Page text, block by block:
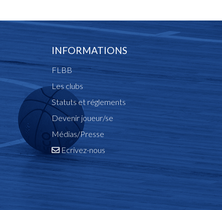
INFORMATIONS
FLBB
Les clubs
Statuts et réglements
Devenir joueur/se
Médias/Presse
Ecrivez-nous